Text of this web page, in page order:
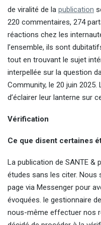
de viralité de la publication
220 commentaires, 274
réactions chez les
l’ensemble, ils sont
tout en trouvant le sujet
interpellée sur la question
Community, le 20 juin 2025.
d’éclairer leur lanterne sur
Vérification
Ce que disent certaines
La publication de SANTE &
études sans les citer.
page via Messenger pour
évoquées. le gestionnaire
nous-même effectuer nos